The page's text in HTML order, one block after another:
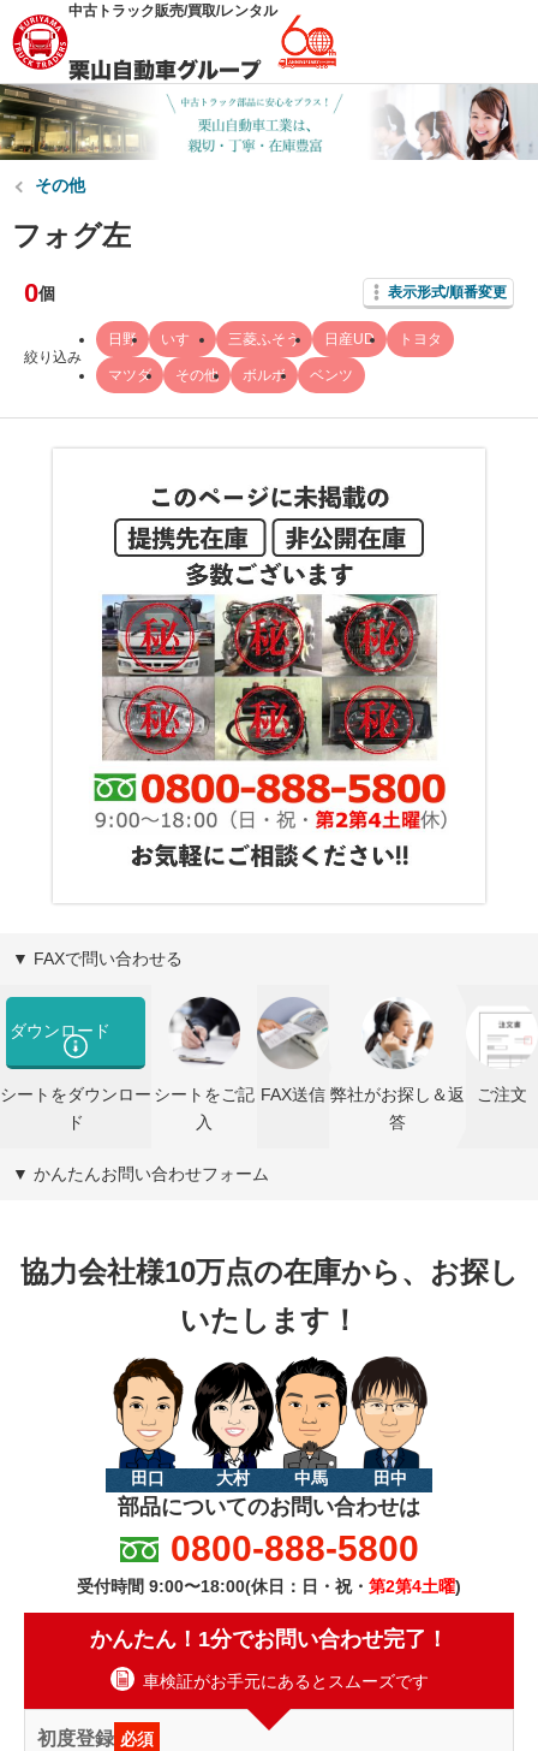
中古トラック販売/買取/レンタル
その他
フォグ左
0個 表示形式/順番変更
絞り込み
日野 いすゞ 三菱ふそう 日産UD トヨタ
マツダ その他 ボルボ ベンツ
▼ FAXで問い合わせる
ダウンロード
シートをダウンロー
ド
シートをご記
入
FAX送信 弊社がお探し＆返
答
ご注文
▼ かんたんお問い合わせフォーム
協力会社様10万点の在庫から、お探し
いたします！
田口 大村 中馬 田中
部品についてのお問い合わせは
0800-888-5800
受付時間 9:00〜18:00(休日：日・祝・ 第2第4土曜)
かんたん！1分でお問い合わせ完了！
車検証がお手元にあるとスムーズです
初度登録 必須